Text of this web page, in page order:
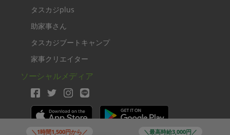
＼1時間1,500円から／ ＼最高時給3,000円／
タスカジplus
助家事さん
タスカジブートキャンプ
家事クリエイター
ソーシャルメディア